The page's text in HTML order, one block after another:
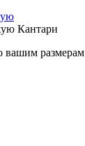
Кантари
вашим размерам